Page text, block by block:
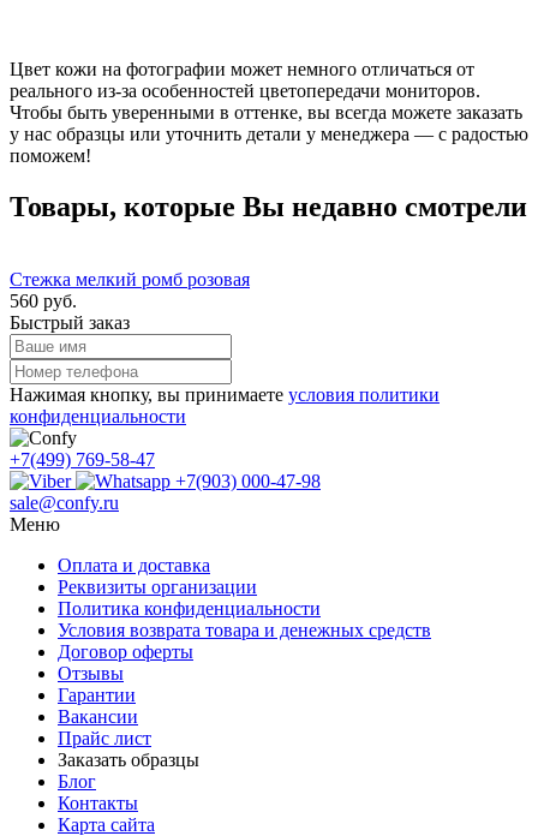
Цвет кожи на фотографии может немного отличаться от
реального из-за особенностей цветопередачи мониторов.
Чтобы быть уверенными в оттенке, вы всегда можете заказать
у нас образцы или уточнить детали у менеджера — с радостью
поможем!
Товары, которые Вы недавно смотрели
Стежка мелкий ромб розовая
560 руб.
Быстрый заказ
Нажимая кнопку, вы принимаете условия политики
конфиденциальности
+7(499) 769-58-47
+7(903) 000-47-98
sale@confy.ru
Меню
Оплата и доставка
Реквизиты организации
Политика конфиденциальности
Условия возврата товара и денежных средств
Договор оферты
Отзывы
Гарантии
Вакансии
Прайс лист
Заказать образцы
Блог
Контакты
Карта сайта